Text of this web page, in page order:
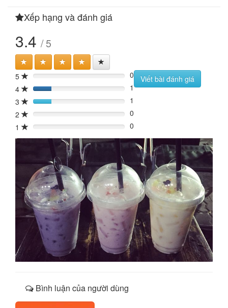
Xếp hạng và đánh giá
3.4 / 5
5 0%
0
4
20%
1
3
20%
1
2
0%
0
1
0% 0
Viết bài đánh giá
Bình luận của người dùng